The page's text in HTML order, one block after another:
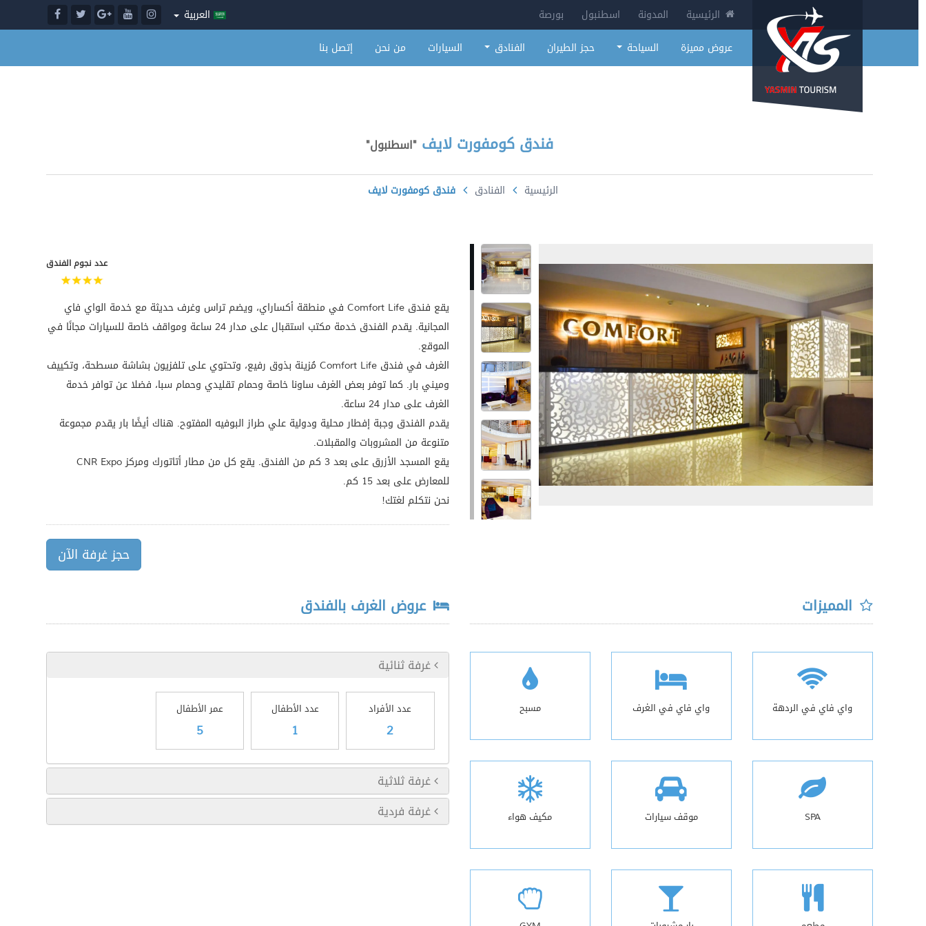
العربية الرئيسية المدونة اسطنبول
بورصة
عروض مميزة
السياحة حجز الطيران الفنادق السيارات من نحن إتصل بنا
فندق كومفورت لايف"اسطنبول"
الرئيسية الفنادق فندق كومفورت لايف
عدد نجوم الفندق
يقع فندق Comfort Life في منطقة أكساراي، ويضم تراس وغرف حديثة مع خدمة الواي فاي
المجانية. يقدم الفندق خدمة مكتب استقبال على مدار 24 ساعة ومواقف خاصة للسيارات مجانًا في
الموقع.
الغرف في فندق Comfort Life مُزينة بذوق رفيع، وتحتوي على تلفزيون بشاشة مسطحة، وتكييف
وميني بار. كما توفر بعض الغرف ساونا خاصة وحمام تقليدي وحمام سبا، فضلا عن توافر خدمة
الغرف على مدار 24 ساعة.
يقدم الفندق وجبة إفطار محلية ودولية علي طراز البوفيه المفتوح. هناك أيضًا بار يقدم مجموعة
متنوعة من المشروبات والمقبلات.
يقع المسجد الأزرق على بعد 3 كم من الفندق. يقع كل من مطار أتاتورك ومركز CNR Expo
للمعارض على بعد 15 كم.
نحن نتكلم لغتك!
حجز غرفة الآن
المميزات
واي فاي في الردهة واي فاي في الغرف مسبح
SPA موقف سيارات مكيف هواء
عروض الغرف بالفندق
غرفة ثنائية
عدد الأفراد
2
عدد الأطفال
1
عمر الأطفال
5
غرفة ثلاثية
غرفة فردية